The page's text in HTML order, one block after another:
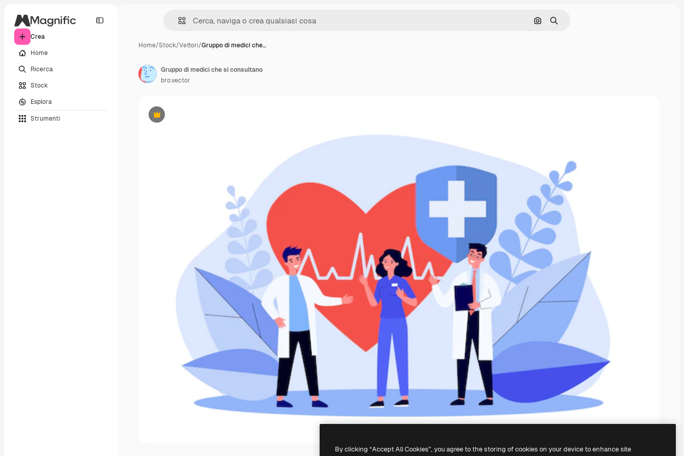
Crea
Home
Ricerca
Stock
Esplora
Strumenti
Cerca per immagine
Ricerca
Home/Stock/Vettori/Gruppo di medici che…
Premium
Gruppo di medici che si consultano
bro.vector
By clicking “Accept All Cookies”, you agree to the storing of cookies on your device to enhance site